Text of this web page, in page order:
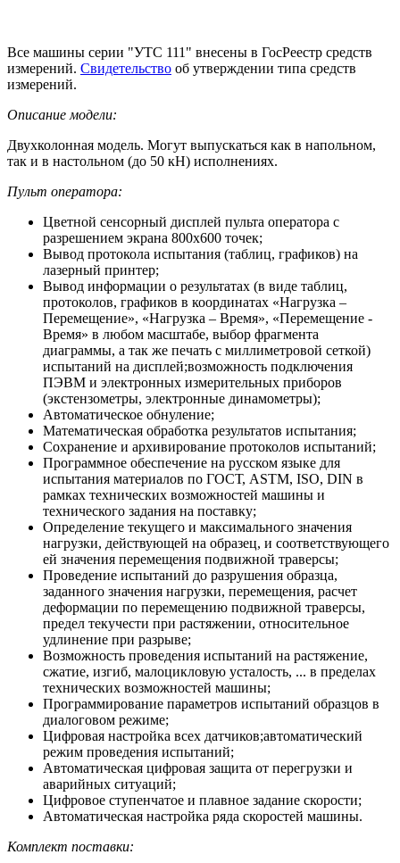
Все машины серии "УТС 111" внесены в ГосРеестр средств
измерений. Свидетельство об утверждении типа средств
измерений.
Описание модели:
Двухколонная модель. Могут выпускаться как в напольном,
так и в настольном (до 50 кН) исполнениях.
Пульт оператора:
Цветной сенсорный дисплей пульта оператора с
разрешением экрана 800х600 точек;
Вывод протокола испытания (таблиц, графиков) на
лазерный принтер;
Вывод информации о результатах (в виде таблиц,
протоколов, графиков в координатах «Нагрузка –
Перемещение», «Нагрузка – Время», «Перемещение -
Время» в любом масштабе, выбор фрагмента
диаграммы, а так же печать с миллиметровой сеткой)
испытаний на дисплей;возможность подключения
ПЭВМ и электронных измерительных приборов
(экстензометры, электронные динамометры);
Автоматическое обнуление;
Математическая обработка результатов испытания;
Сохранение и архивирование протоколов испытаний;
Программное обеспечение на русском языке для
испытания материалов по ГОСТ, ASTM, ISO, DIN в
рамках технических возможностей машины и
технического задания на поставку;
Определение текущего и максимального значения
нагрузки, действующей на образец, и соответствующего
ей значения перемещения подвижной траверсы;
Проведение испытаний до разрушения образца,
заданного значения нагрузки, перемещения, расчет
деформации по перемещению подвижной траверсы,
предел текучести при растяжении, относительное
удлинение при разрыве;
Возможность проведения испытаний на растяжение,
сжатие, изгиб, малоцикловую усталость, ... в пределах
технических возможностей машины;
Программирование параметров испытаний образцов в
диалоговом режиме;
Цифровая настройка всех датчиков;автоматический
режим проведения испытаний;
Автоматическая цифровая защита от перегрузки и
аварийных ситуаций;
Цифровое ступенчатое и плавное задание скорости;
Автоматическая настройка ряда скоростей машины.
Комплект поставки: